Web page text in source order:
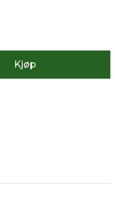
Kjøp